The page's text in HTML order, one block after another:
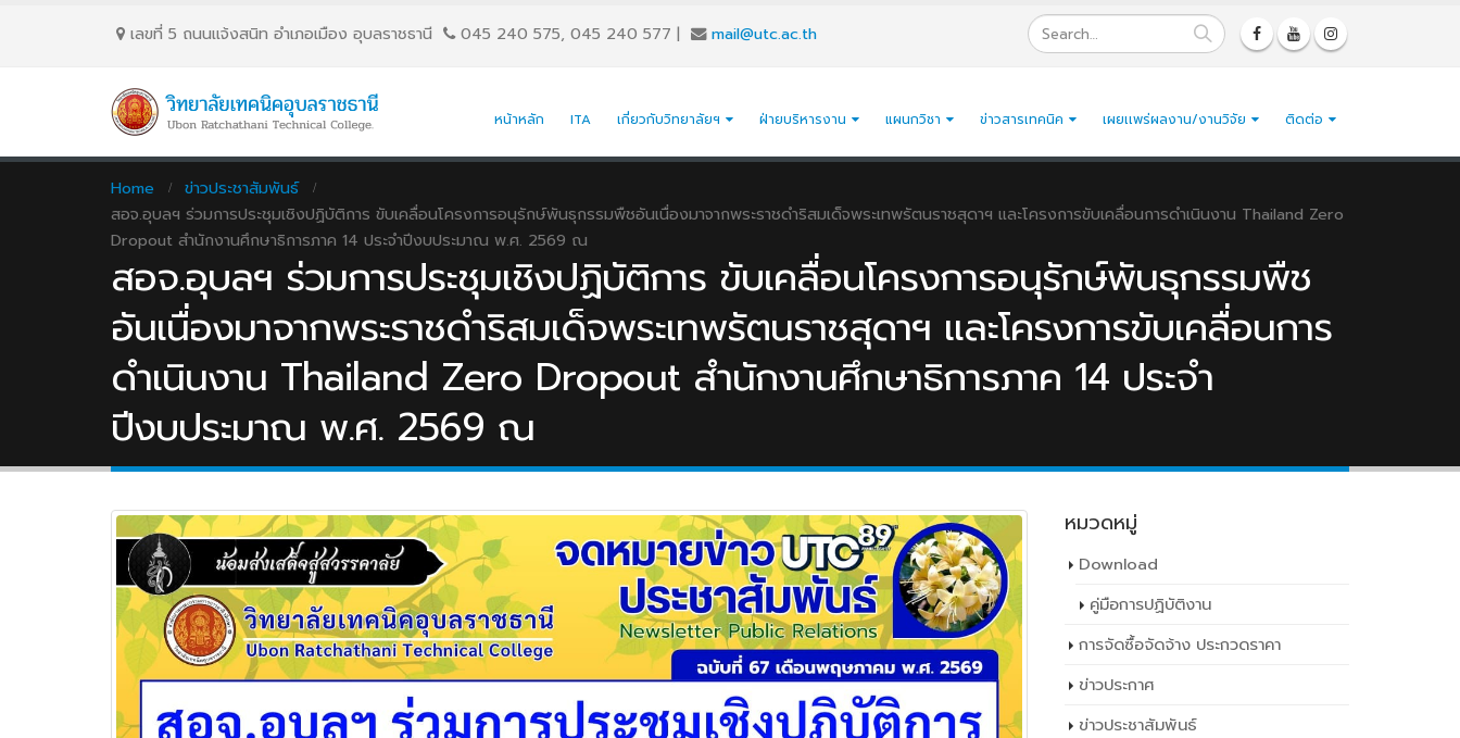
เลขที่ 5 ถนนเเจ้งสนิท อำเภอเมือง อุบลราชธานี 045 240 575, 045 240 577 | mail@utc.ac.th
หน้าหลัก ITA เกี่ยวกับวิทยาลัยฯ ฝ่ายบริหารงาน แผนกวิชา ข่าวสารเทคนิค เผยเเพร่ผลงาน/งานวิจัย ติดต่อ
Home
ข่าวประชาสัมพันธ์
สอจ.อุบลฯ ร่วมการประชุมเชิงปฏิบัติการ ขับเคลื่อนโครงการอนุรักษ์พันธุกรรมพืชอันเนื่องมาจากพระราชดำริสมเด็จพระเทพรัตนราชสุดาฯ และโครงการขับเคลื่อนการดำเนินงาน Thailand Zero
Dropout สำนักงานศึกษาธิการภาค 14 ประจำปีงบประมาณ พ.ศ. 2569 ณ
สอจ.อุบลฯ ร่วมการประชุมเชิงปฏิบัติการ ขับเคลื่อนโครงการอนุรักษ์พันธุกรรมพืช
อันเนื่องมาจากพระราชดำริสมเด็จพระเทพรัตนราชสุดาฯ และโครงการขับเคลื่อนการ
ดำเนินงาน Thailand Zero Dropout สำนักงานศึกษาธิการภาค 14 ประจำ
ปีงบประมาณ พ.ศ. 2569 ณ
หมวดหมู่
Download
คู่มือการปฏิบัติงาน
การจัดซื้อจัดจ้าง ประกวดราคา
ข่าวประกาศ
ข่าวประชาสัมพันธ์